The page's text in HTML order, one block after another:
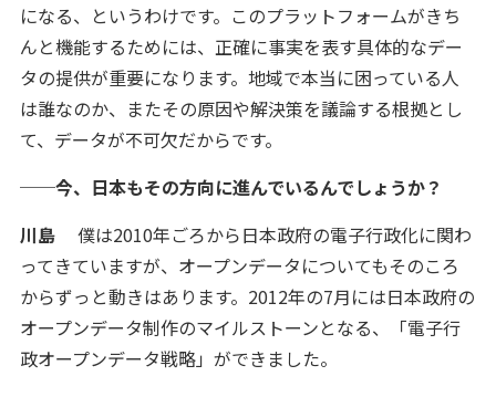
になる、というわけです。このプラットフォームがきち
んと機能するためには、正確に事実を表す具体的なデー
タの提供が重要になります。地域で本当に困っている人
は誰なのか、またその原因や解決策を議論する根拠とし
て、データが不可欠だからです。
──今、日本もその方向に進んでいるんでしょうか？
川島
僕は2010年ごろから日本政府の電子行政化に関わ
ってきていますが、オープンデータについてもそのころ
からずっと動きはあります。2012年の7月には日本政府の
オープンデータ制作のマイルストーンとなる、「電子行
政オープンデータ戦略」ができました。